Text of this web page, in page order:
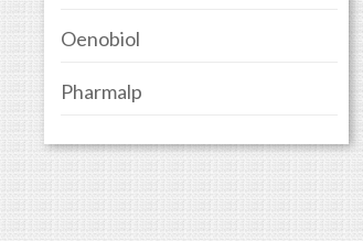
Oenobiol
Pharmalp